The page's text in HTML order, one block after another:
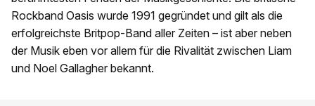
Rockband Oasis wurde 1991 gegründet und gilt als die
erfolgreichste Britpop-Band aller Zeiten – ist aber neben
der Musik eben vor allem für die Rivalität zwischen Liam
und Noel Gallagher bekannt.